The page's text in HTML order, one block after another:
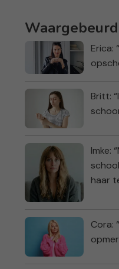
Waargebeurd
Erica:
Britt:
Imke:
haar
Cora: